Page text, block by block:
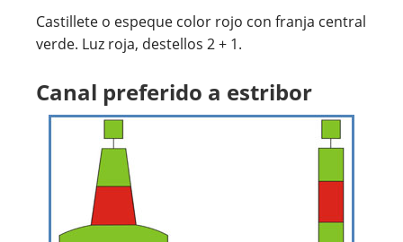
Castillete o espeque color rojo con franja central
verde. Luz roja, destellos 2 + 1.
Canal preferido a estribor